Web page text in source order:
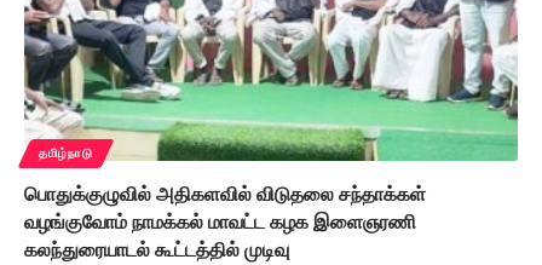
தமிழ்நாடு
பொதுக்குழுவில் அதிகளவில் விடுதலை சந்தாக்கள்
வழங்குவோம் நாமக்கல் மாவட்ட கழக இளைஞரணி
கலந்துரையாடல் கூட்டத்தில் முடிவு